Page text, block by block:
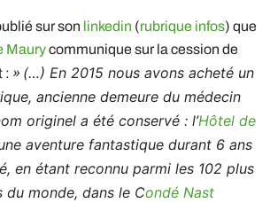
sur son linkedin (rubrique infos) que
Maurycommunique sur la cession de
: » (…) En 2015 nous avons acheté un
ancienne demeure du médecin
originel a été conservé : l’Hôtel de
aventure fantastique durant 6 ans
en étant reconnu parmi les 102 plus
du monde, dans le Condé Nast